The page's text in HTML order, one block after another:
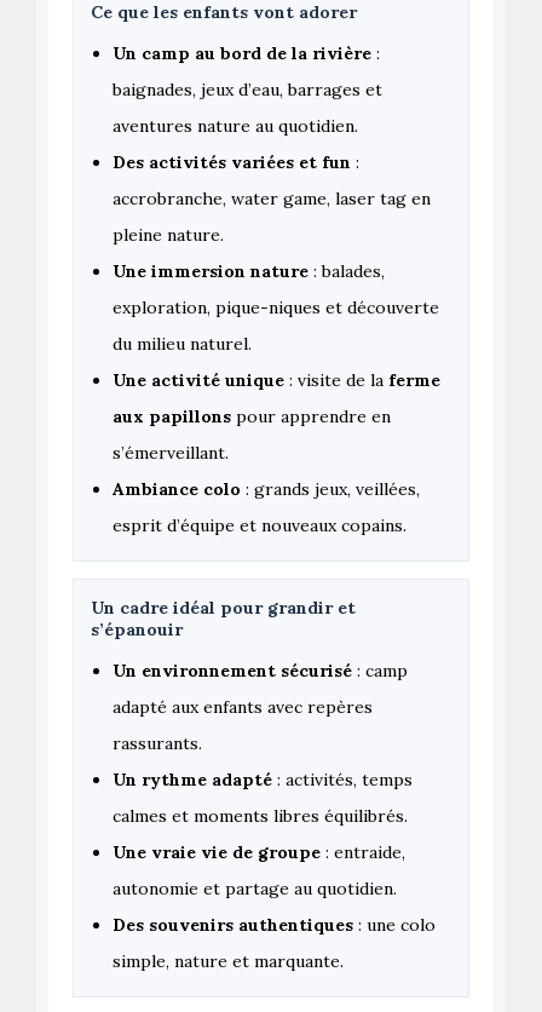
Ce que les enfants vont adorer
Un camp au bord de la rivière :
baignades, jeux d’eau, barrages et
aventures nature au quotidien.
Des activités variées et fun :
accrobranche, water game, laser tag en
pleine nature.
Une immersion nature : balades,
exploration, pique-niques et découverte
du milieu naturel.
Une activité unique : visite de la ferme
aux papillons pour apprendre en
s’émerveillant.
Ambiance colo : grands jeux, veillées,
esprit d’équipe et nouveaux copains.
Un cadre idéal pour grandir et
s’épanouir
Un environnement sécurisé : camp
adapté aux enfants avec repères
rassurants.
Un rythme adapté : activités, temps
calmes et moments libres équilibrés.
Une vraie vie de groupe : entraide,
autonomie et partage au quotidien.
Des souvenirs authentiques : une colo
simple, nature et marquante.